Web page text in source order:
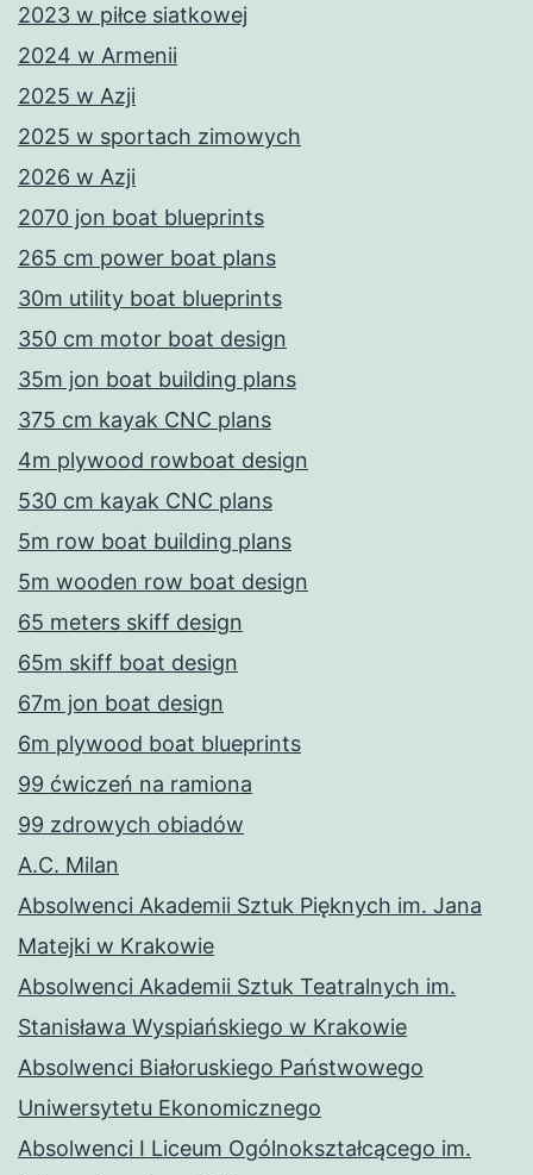
2023 w piłce siatkowej
2024 w Armenii
2025 w Azji
2025 w sportach zimowych
2026 w Azji
2070 jon boat blueprints
265 cm power boat plans
30m utility boat blueprints
350 cm motor boat design
35m jon boat building plans
375 cm kayak CNC plans
4m plywood rowboat design
530 cm kayak CNC plans
5m row boat building plans
5m wooden row boat design
65 meters skiff design
65m skiff boat design
67m jon boat design
6m plywood boat blueprints
99 ćwiczeń na ramiona
99 zdrowych obiadów
A.C. Milan
Absolwenci Akademii Sztuk Pięknych im. Jana
Matejki w Krakowie
Absolwenci Akademii Sztuk Teatralnych im.
Stanisława Wyspiańskiego w Krakowie
Absolwenci Białoruskiego Państwowego
Uniwersytetu Ekonomicznego
Absolwenci I Liceum Ogólnokształcącego im.